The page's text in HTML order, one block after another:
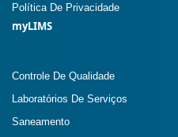
Política De Privacidade
myLIMS
Controle De Qualidade
Laboratórios De Serviços
Saneamento